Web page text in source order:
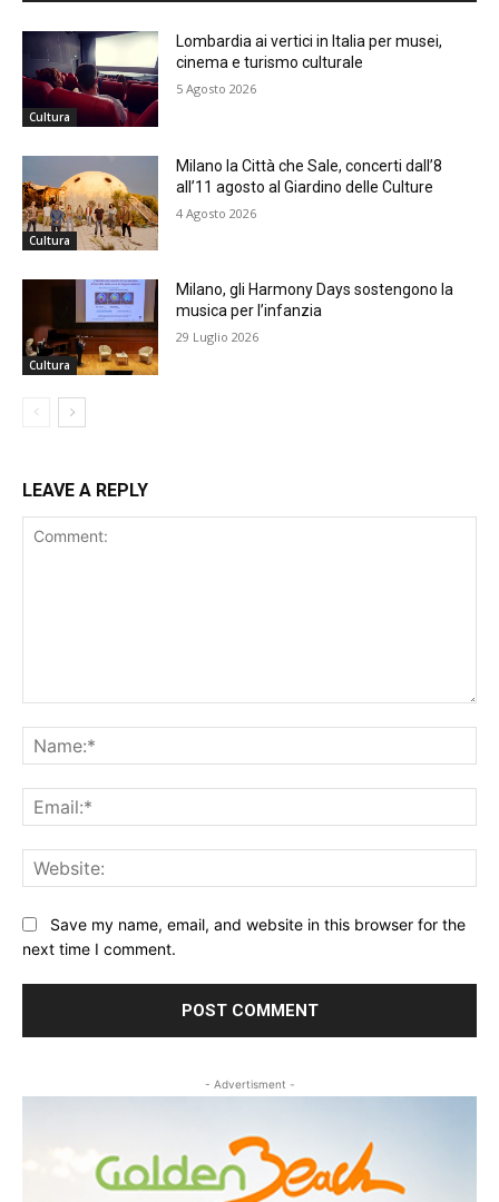
Cultura
Lombardia ai vertici in Italia per musei,
cinema e turismo culturale
5 Agosto 2026
Cultura
Milano la Città che Sale, concerti dall’8
all’11 agosto al Giardino delle Culture
4 Agosto 2026
Cultura
Milano, gli Harmony Days sostengono la
musica per l’infanzia
29 Luglio 2026
LEAVE A REPLY
Save my name, email, and website in this browser for the
next time I comment.
- Advertisment -